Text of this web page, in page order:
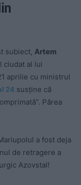
subiect, Artem
ciudat al lui
aprilie cu ministrul
24 susține că
Părea
a fost deja
de retragere a
Azovstal!